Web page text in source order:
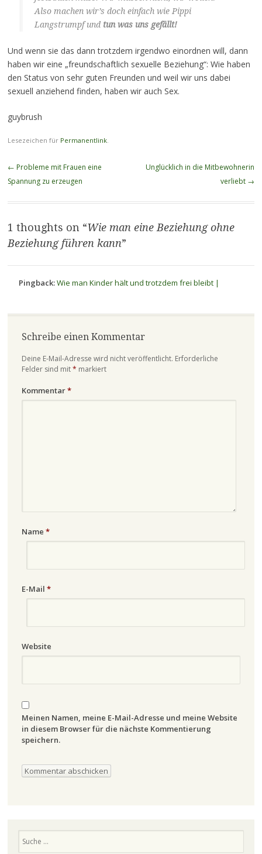
Also machen wir’s doch einfach wie Pippi
Langstrumpf und tun was uns gefällt!
Und wenn sie das dann trotzdem irgendwo einordnen will, dann
haben wir eine „freundschaftlich sexuelle Beziehung“: Wie haben
den Status von sehr guten Freunden und weil wir uns dabei
sexuell anziehend finden, haben wir auch Sex.
guybrush
Lesezeichen für Permanentlink.
Beitragsnavigation
← Probleme mit Frauen eine
Spannung zu erzeugen
Unglücklich in die Mitbewohnerin
verliebt →
1 thoughts on “Wie man eine Beziehung ohne
Beziehung führen kann”
Pingback:Wie man Kinder hält und trotzdem frei bleibt |
Schreibe einen Kommentar
Deine E-Mail-Adresse wird nicht veröffentlicht. Erforderliche
Felder sind mit* markiert
Kommentar*
Name *
E-Mail *
Website
Meinen Namen, meine E-Mail-Adresse und meine Website
in diesem Browser für die nächste Kommentierung
speichern.